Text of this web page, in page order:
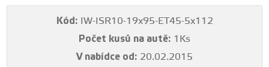
Kód: IW-ISR10-19x95-ET45-5x112
Počet kusů na autě: 1Ks
V nabídce od: 20.02.2015